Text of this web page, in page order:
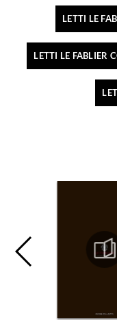
LETTI LE
LETTI LE FABLIER